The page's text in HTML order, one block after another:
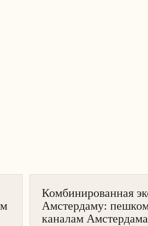
КРУИЗ НА ЛОДКЕ
ПЕШЕХОДНАЯ
Комбинированная
Амстердаму:
каналам Амстердама